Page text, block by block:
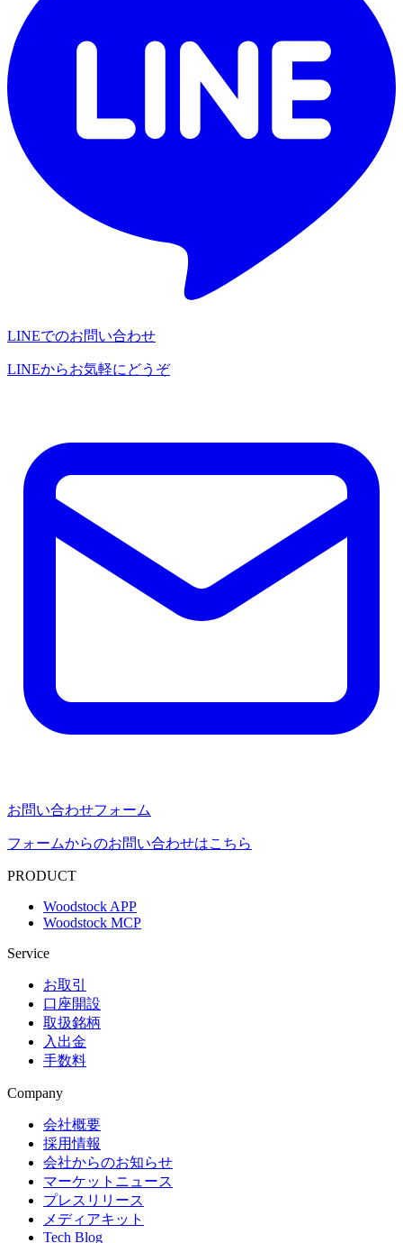
LINEでのお問い合わせ
LINEからお気軽にどうぞ
お問い合わせフォーム
フォームからのお問い合わせはこちら
PRODUCT
Woodstock APP
Woodstock MCP
Service
お取引
口座開設
取扱銘柄
入出金
手数料
Company
会社概要
採用情報
会社からのお知らせ
マーケットニュース
プレスリリース
メディアキット
Tech Blog